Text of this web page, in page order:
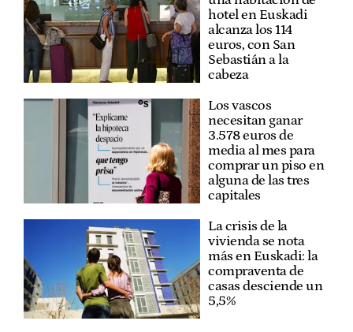
hotel en Euskadi
alcanza los 114
euros, con San
Sebastián a la
cabeza
Los vascos
necesitan ganar
3.578 euros de
media al mes para
comprar un piso en
alguna de las tres
capitales
La crisis de la
vivienda se nota
más en Euskadi: la
compraventa de
casas desciende un
5,5%